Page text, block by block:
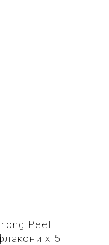
Peel
х 5